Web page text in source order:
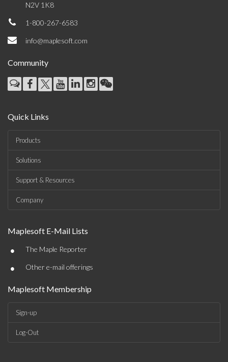
N2V 1K8
1-800-267-6583
info@maplesoft.com
Community
Quick Links
Products
Solutions
Support & Resources
Company
Maplesoft E-Mail Lists
• The Maple Reporter
• Other e-mail offerings
Maplesoft Membership
Sign-up
Log-Out